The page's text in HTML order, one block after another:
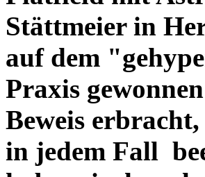
Stättmeier in
auf dem
Praxis
Beweis
in jedem Fall